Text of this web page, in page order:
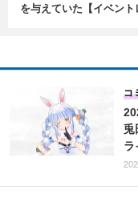
を与えていた【イベント
兎
ラ
コ